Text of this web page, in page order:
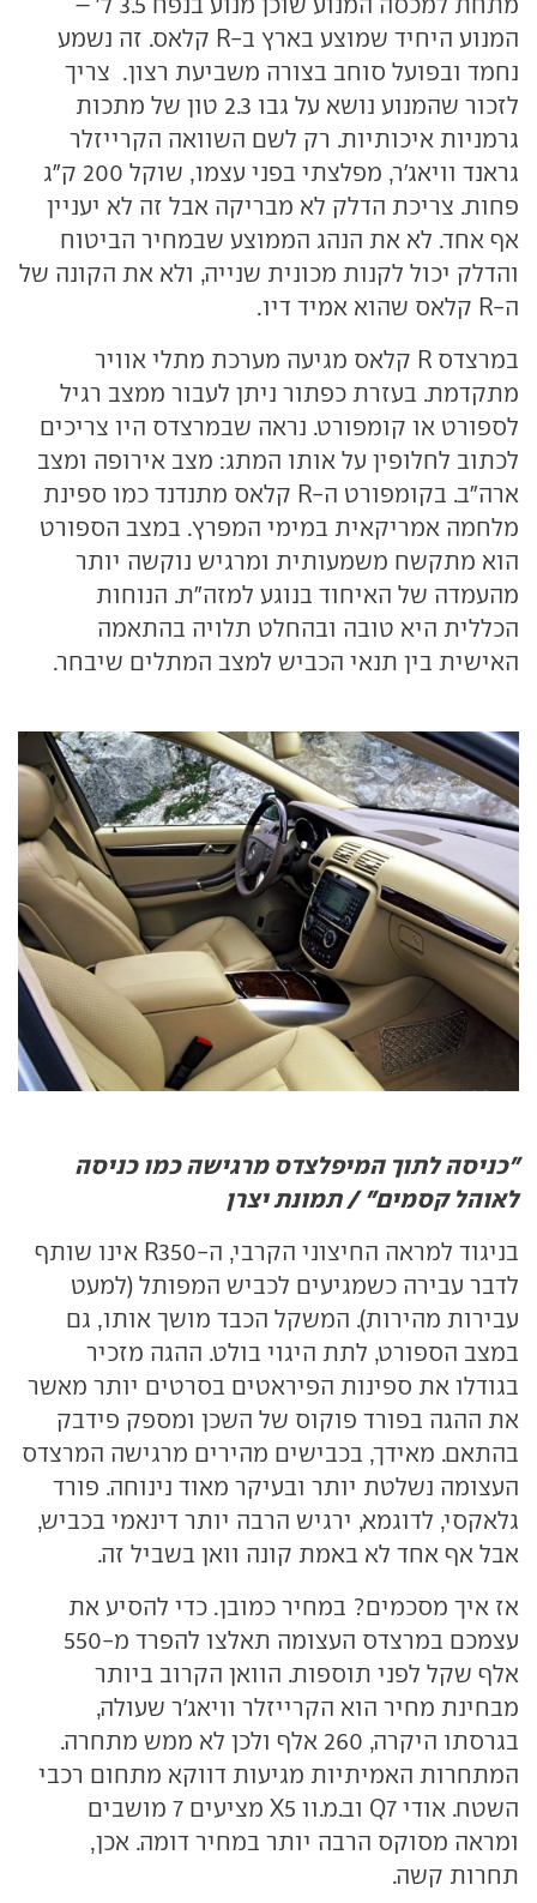
המנוע היחיד שמוצע בארץ ב-R קלאס. זה נשמע
נחמד ובפועל סוחב בצורה משביעת רצון. צריך
לזכור שהמנוע נושא על גבו 2.3 טון של מתכות
גרמניות איכותיות. רק לשם השוואה הקרייזלר
גראנד וויאג'ר, מפלצתי בפני עצמו, שוקל 200 ק"ג
פחות. צריכת הדלק לא מבריקה אבל זה לא יעניין
אף אחד. לא את הנהג הממוצע שבמחיר הביטוח
והדלק יכול לקנות מכונית שנייה, ולא את הקונה של
ה-R קלאס שהוא אמיד דיו.
במרצדס R קלאס מגיעה מערכת מתלי אוויר
מתקדמת. בעזרת כפתור ניתן לעבור ממצב רגיל
לספורט או קומפורט. נראה שבמרצדס היו צריכים
לכתוב לחלופין על אותו המתג: מצב אירופה ומצב
ארה"ב. בקומפורט ה-R קלאס מתנדנד כמו ספינת
מלחמה אמריקאית במימי המפרץ. במצב הספורט
הוא מתקשח משמעותית ומרגיש נוקשה יותר
מהעמדה של האיחוד בנוגע למזה"ת. הנוחות
הכללית היא טובה ובהחלט תלויה בהתאמה
האישית בין תנאי הכביש למצב המתלים שיבחר.
"כניסה לתוך המיפלצדס מרגישה כמו כניסה
לאוהל קסמים" / תמונת יצרן
בניגוד למראה החיצוני הקרבי, ה-350 R אינו שותף
לדבר עבירה כשמגיעים לכביש המפותל (למעט
עבירות מהירות). המשקל הכבד מושך אותו, גם
במצב הספורט, לתת היגוי בולט. ההגה מזכיר
בגודלו את ספינות הפיראטים בסרטים יותר מאשר
את ההגה בפורד פוקוס של השכן ומספק פידבק
בהתאם. מאידך, בכבישים מהירים מרגישה המרצדס
העצומה נשלטת יותר ובעיקר מאוד נינוחה. פורד
גלאקסי, לדוגמא, ירגיש הרבה יותר דינאמי בכביש,
אבל אף אחד לא באמת קונה וואן בשביל זה.
אז איך מסכמים? במחיר כמובן. כדי להסיע את
עצמכם במרצדס העצומה תאלצו להפרד מ-550
אלף שקל לפני תוספות. הוואן הקרוב ביותר
מבחינת מחיר הוא הקרייזלר וויאג'ר שעולה,
בגרסתו היקרה, 260 אלף ולכן לא ממש מתחרה.
המתחרות האמיתיות מגיעות דווקא מתחום רכבי
השטח. אודי Q7 וב.מ.וו X5
מציעים 7 מושבים
ומראה מסוקס הרבה יותר במחיר דומה. אכן,
תחרות קשה.